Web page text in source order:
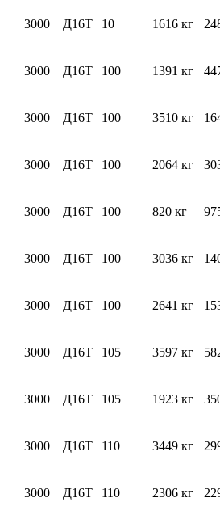
3000 Д16Т 10 1616 кг
3000 Д16Т 100 1391 кг
3000 Д16Т 100 3510 кг
3000 Д16Т 100 2064 кг
3000 Д16Т 100 820 кг
3000 Д16Т 100 3036 кг
3000 Д16Т 100 2641 кг
3000 Д16Т 105 3597 кг
3000 Д16Т 105 1923 кг
3000 Д16Т 110 3449 кг
3000 Д16Т 110 2306 кг